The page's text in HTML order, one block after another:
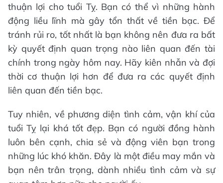
thuận lợi cho tuổi Tỵ. Bạn có thể vì những hành
động liều lĩnh mà gây tổn thất về tiền bạc. Để
tránh rủi ro, tốt nhất là bạn không nên đưa ra bất
kỳ quyết định quan trọng nào liên quan đến tài
chính trong ngày hôm nay. Hãy kiên nhẫn và đợi
thời cơ thuận lợi hơn để đưa ra các quyết định
liên quan đến tiền bạc.
Tuy nhiên, về phương diện tình cảm, vận khí của
tuổi Tỵ lại khá tốt đẹp. Bạn có người đồng hành
luôn bên cạnh, chia sẻ và động viên bạn trong
những lúc khó khăn. Đây là một điều may mắn và
bạn nên trân trọng, dành nhiều tình cảm và sự